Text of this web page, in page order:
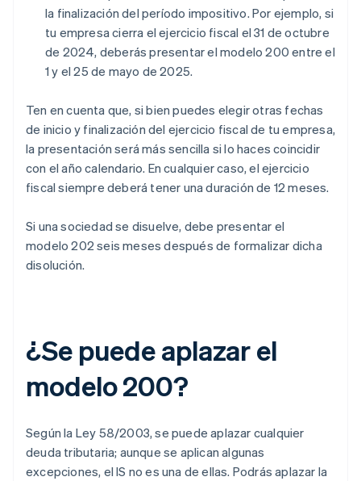
la finalización del período impositivo. Por ejemplo, si
tu empresa cierra el ejercicio fiscal el 31 de octubre
de 2024, deberás presentar el modelo 200 entre el
1 y el 25 de mayo de 2025.
Ten en cuenta que, si bien puedes elegir otras fechas
de inicio y finalización del ejercicio fiscal de tu empresa,
la presentación será más sencilla si lo haces coincidir
con el año calendario. En cualquier caso, el ejercicio
fiscal siempre deberá tener una duración de 12 meses.
Si una sociedad se disuelve, debe presentar el
modelo 202 seis meses después de formalizar dicha
disolución.
¿Se puede aplazar el
modelo 200?
Según la Ley 58/2003, se puede aplazar cualquier
deuda tributaria; aunque se aplican algunas
excepciones, el IS no es una de ellas. Podrás aplazar la